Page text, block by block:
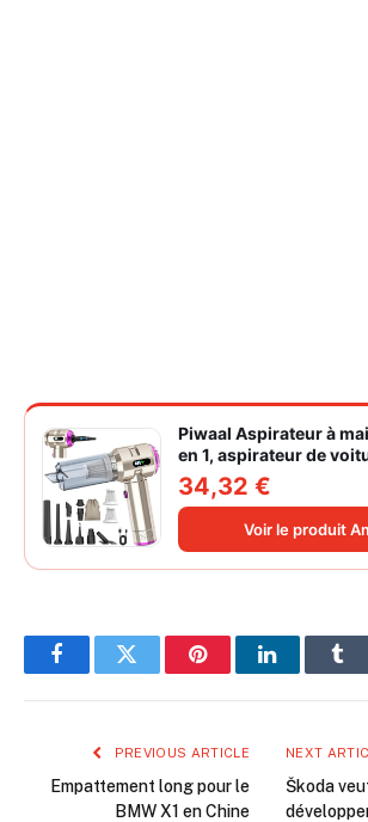
Piwaal Aspirateur à
en 1, aspirateur de
000 Pa avec moteur
souffleur électrique à
220 000 tr/min 3
d'animaux
34,32 €
Voir le produit
FacebookTwitter PinterestLinkedIn
PREVIOUS ARTICLE
Empattement long pour le
BMW X1 en Chine
NEXT
Škoda